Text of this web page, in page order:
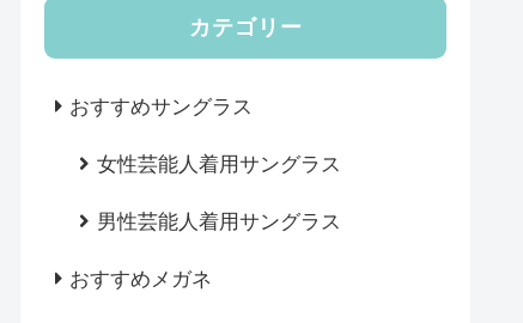
カテゴリー
おすすめサングラス
女性芸能人着用サングラス
男性芸能人着用サングラス
おすすめメガネ